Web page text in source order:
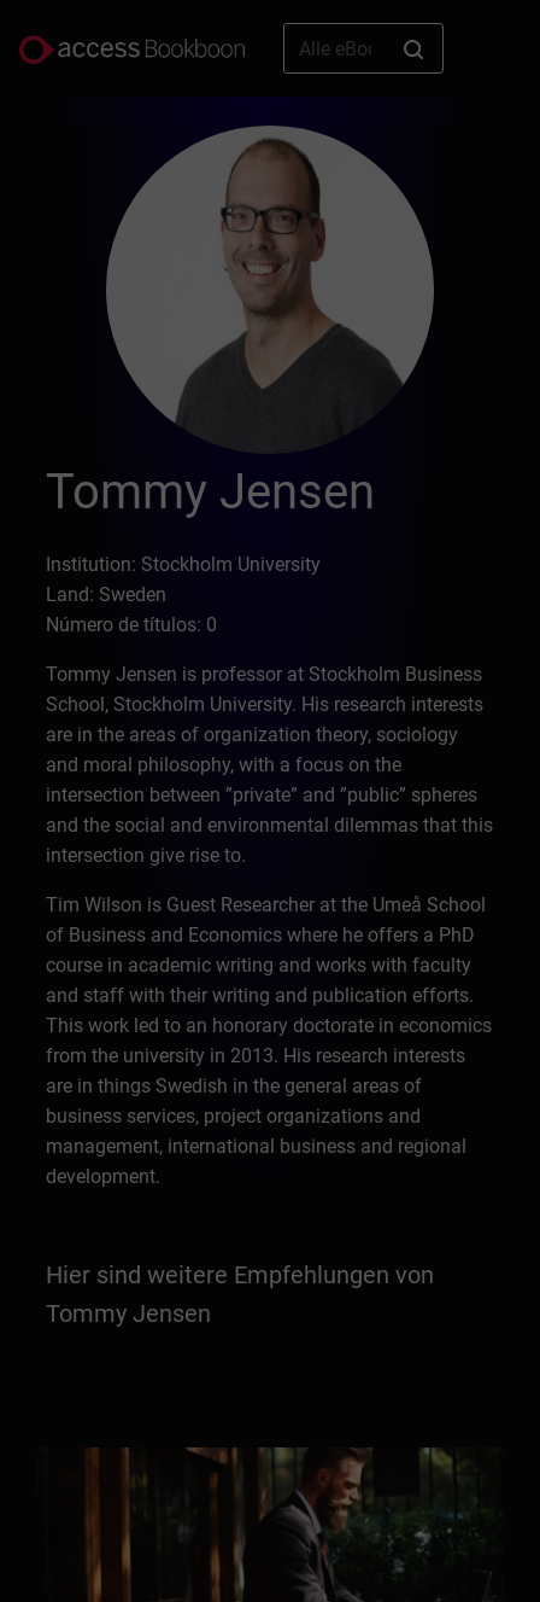
Tommy Jensen
Institution: Stockholm University
Land: Sweden
Número de títulos: 0
Tommy Jensen is professor at Stockholm Business
School, Stockholm University. His research interests
are in the areas of organization theory, sociology
and moral philosophy, with a focus on the
intersection between ”private” and ”public” spheres
and the social and environmental dilemmas that this
intersection give rise to.
Tim Wilson is Guest Researcher at the Umeå School
of Business and Economics where he offers a PhD
course in academic writing and works with faculty
and staff with their writing and publication efforts.
This work led to an honorary doctorate in economics
from the university in 2013. His research interests
are in things Swedish in the general areas of
business services, project organizations and
management, international business and regional
development.
Hier sind weitere Empfehlungen von
Tommy Jensen